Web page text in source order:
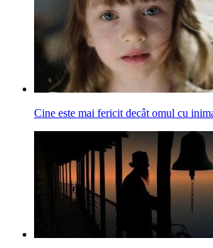
Cine este mai fericit decât omul cu